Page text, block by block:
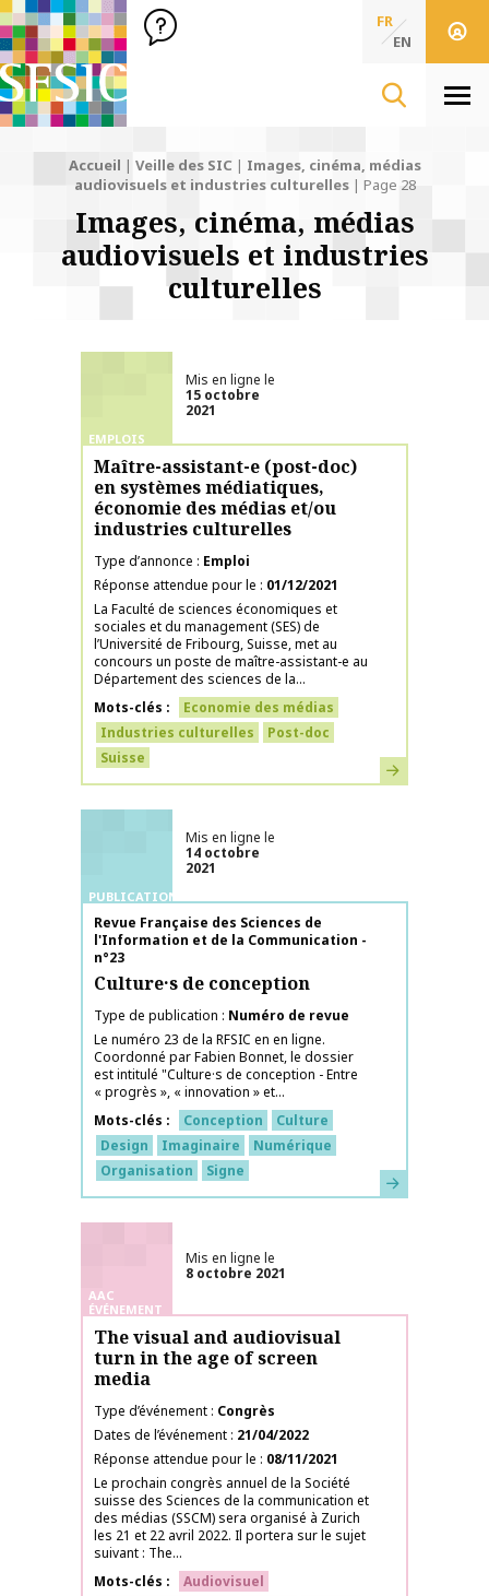
SFSIC Société Française des Sciences de l'Information & de
Société Française des Sciences
de l'Information
FR
EN
Accueil | Veille des SIC | Images, cinéma, médias
audiovisuels et industries culturelles| Page 28
Images, cinéma, médias
audiovisuels et industries
culturelles
EMPLOIS
Mis en ligne le
15 octobre
2021
Maître-assistant-e (post-doc)
en systèmes médiatiques,
économie des médias et/ou
industries culturelles
Type d’annonce
Emploi
Réponse attendue pour le
01/12/2021
La Faculté de sciences économiques et
sociales et du management (SES) de
l’Université de Fribourg, Suisse, met au
concours un poste de maître-assistant-e au
Département des sciences de la...
Mots-clés
Economie des médias
Industries culturelles
Post-doc
Suisse
En savoir plus
PUBLICATIONS
Mis en ligne le
14 octobre
2021
Nom de la publication
Revue Française des Sciences de
l'Information et de la Communication -
n°23
Culture·s de conception
Type de publication
Numéro de revue
Le numéro 23 de la RFSIC en en ligne.
Coordonné par Fabien Bonnet, le dossier
est intitulé "Culture·s de conception - Entre
« progrès », « innovation » et...
Mots-clés
Conception
Culture
Design
Imaginaire
Numérique
Organisation
Signe En savoir plus
AAC
ÉVÉNEMENT
Mis en ligne le
8 octobre 2021
The visual and audiovisual
turn in the age of screen
media
Type d’événement Congrès
Dates de l’événement 21/04/2022
Réponse attendue pour le
08/11/2021
Le prochain congrès annuel de la Société
suisse des Sciences de la communication et
des médias (SSCM) sera organisé à Zurich
les 21 et 22 avril 2022. Il portera sur le sujet
suivant : The...
Mots-clés
Audiovisuel